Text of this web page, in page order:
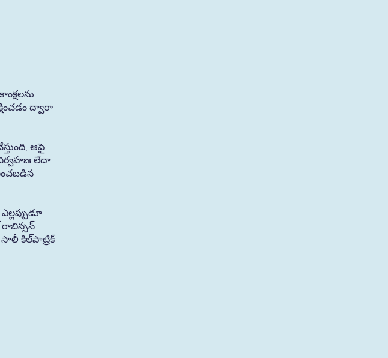
ద్వారా
ఆపై
లేదా
రాబిన్సన్
కిల్‌పాట్రిక్